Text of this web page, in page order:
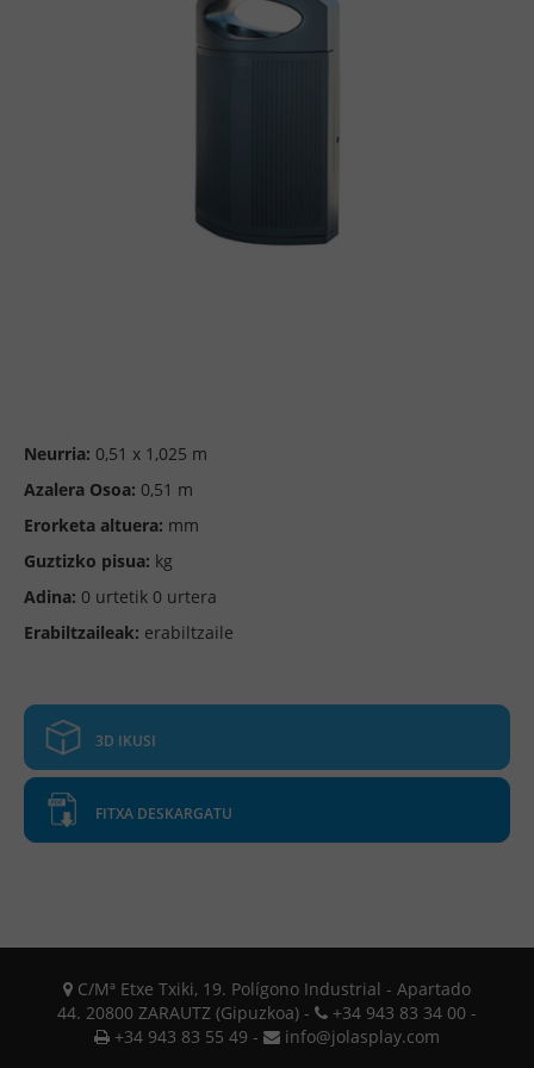
Neurria: 0,51 x 1,025 m
Azalera Osoa: 0,51 m
Erorketa altuera: mm
Guztizko pisua: kg
Adina: 0 urtetik 0 urtera
Erabiltzaileak: erabiltzaile
3D IKUSI
FITXA DESKARGATU
C/Mª Etxe Txiki, 19. Polígono Industrial - Apartado
44. 20800 ZARAUTZ (Gipuzkoa) -
+34 943 83 34 00 -
+34 943 83 55 49 -
info@jolasplay.com